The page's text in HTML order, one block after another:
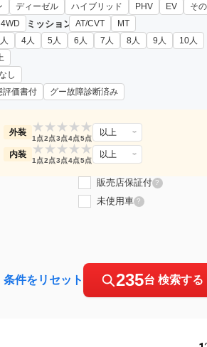
ディーゼル ハイブリッド PHV EV そ
4WD ミッション AT/CVT MT
4人 5人 6人 7人 8人 9人
10人
し
評価書付 グー故障診断済み
外装 ★
1点
★
2点
★
3点
★
4点
★
5点
以上
内装 ★
1点
★
2点
★
3点
★
4点
★
5点
以上
販売店保証付 ?
未使用車 ?
条件をリセット 235台 検索する